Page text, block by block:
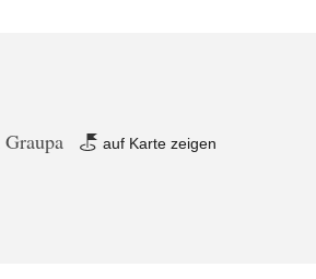
auf Karte zeigen